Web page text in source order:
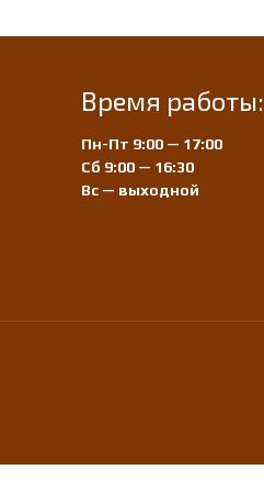
Время работы:
Пн-Пт 9:00 — 17:00
Сб 9:00 — 16:30
Вс — выходной